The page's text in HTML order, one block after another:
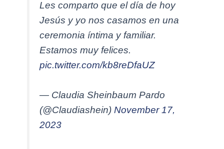
Les comparto que el día de hoy
Jesús y yo nos casamos en una
ceremonia íntima y familiar.
Estamos muy felices.
pic.twitter.com/kb8reDfaUZ
— Claudia Sheinbaum Pardo
(@Claudiashein)November 17,
2023